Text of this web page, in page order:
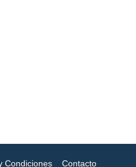
Condiciones Contacto